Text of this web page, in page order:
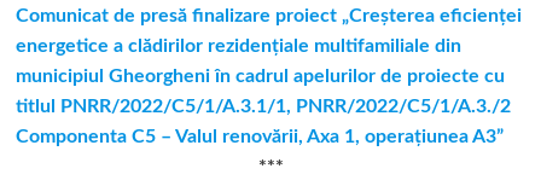
Comunicat de presă finalizare proiect „Creşterea eficienţei
energetice a clădirilor rezidenţiale multifamiliale din
municipiul Gheorgheni în cadrul apelurilor de proiecte cu
titlul PNRR/2022/C5/1/A.3.1/1, PNRR/2022/C5/1/A.3./2
Componenta C5 – Valul renovării, Axa 1, operaţiunea A3”
***